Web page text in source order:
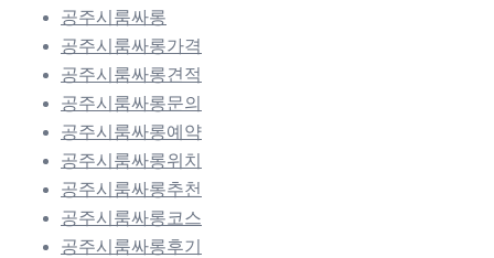
공주시룸싸롱
공주시룸싸롱가격
공주시룸싸롱견적
공주시룸싸롱문의
공주시룸싸롱예약
공주시룸싸롱위치
공주시룸싸롱추천
공주시룸싸롱코스
공주시룸싸롱후기